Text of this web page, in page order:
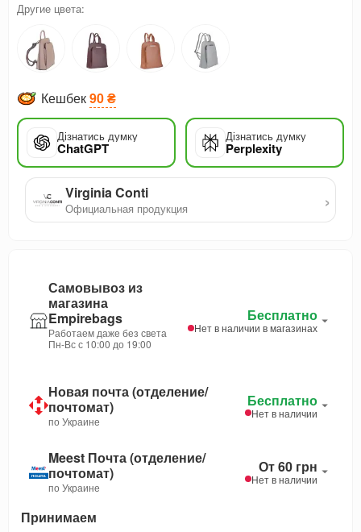
Другие цвета:
Кешбек90 ₴
Дізнатись думку
ChatGPT
Дізнатись думку
Perplexity
Virginia Conti
Официальная продукция ›
Самовывоз из
магазина
Empirebags
Работаем даже без света
Пн-Вс с 10:00 до 19:00
Бесплатно
Нет в наличии в магазинах
Новая почта (отделение/
почтомат)
по Украине
Бесплатно
Нет в наличии
Meest Почта (отделение/
почтомат)
по Украине
От 60 грн
Нет в наличии
Принимаем